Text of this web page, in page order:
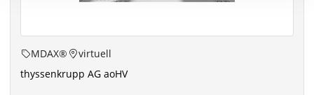
MDAX®
virtuell
thyssenkrupp AG aoHV